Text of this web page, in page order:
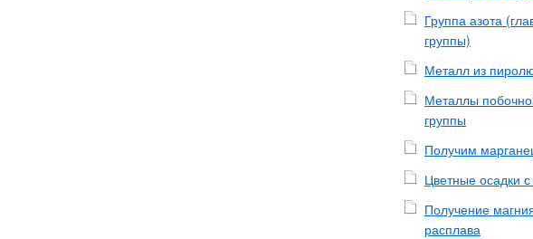
Группа азота
группы)
Металл из
Металлы
группы
Получим
Цветные осадки
Получение
расплава